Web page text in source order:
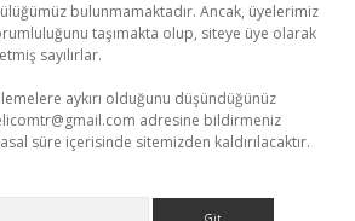
bulunmamaktadır. Ancak, üyelerimiz
taşımakta olup, siteye üye olarak
sayılırlar.
aykırı olduğunu düşündüğünüz
adresine bildirmeniz
süre içerisinde sitemizden kaldırılacaktır.